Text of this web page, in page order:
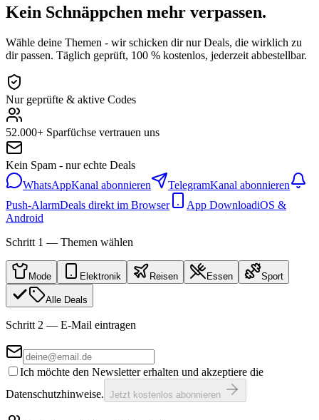
Kein Schnäppchen mehr verpassen.
Wähle deine Themen - wir schicken dir nur Deals, die wirklich zu
dir passen. Täglich geprüft, 100 % kostenlos, jederzeit abbestellbar.
Nur geprüfte & aktive Codes
52.000+ Sparfüchse vertrauen uns
Kein Spam - nur echte Deals
WhatsAppKanal abonnieren TelegramKanal abonnieren
Push-AlarmDeals direkt im Browser App DownloadiOS &
Android
Schritt 1 — Themen wählen
Mode Elektronik Reisen Essen Sport
Alle Deals
Schritt 2 — E-Mail eintragen
Ich möchte den Newsletter erhalten und akzeptiere die
Datenschutzhinweise. Jetzt kostenlos abonnieren